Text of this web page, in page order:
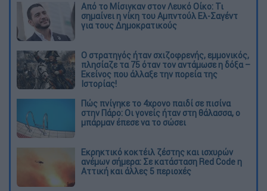
Από το Μίσιγκαν στον Λευκό Οίκο: Τι
σημαίνει η νίκη του Αμπντούλ Ελ-Σαγέντ
για τους Δημοκρατικούς
O στρατηγός ήταν σχιζοφρενής, εμμονικός,
πλησίαζε τα 75 όταν τον αντάμωσε η δόξα –
Εκείνος που άλλαξε την πορεία της
Ιστορίας!
Πώς πνίγηκε το 4χρονο παιδί σε πισίνα
στην Πάρο: Οι γονείς ήταν στη θάλασσα, ο
μπάρμαν έπεσε να το σώσει
Εκρηκτικό κοκτέιλ ζέστης και ισχυρών
ανέμων σήμερα: Σε κατάσταση Red Code η
Αττική και άλλες 5 περιοχές